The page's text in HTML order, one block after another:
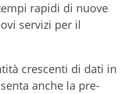
rapidi di nuove
servizi per il
crescenti di dati in
anche la pre-